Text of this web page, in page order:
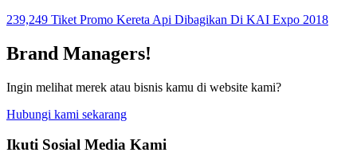
239,249 Tiket Promo Kereta Api Dibagikan Di KAI Expo 2018
Brand Managers!
Ingin melihat merek atau bisnis kamu di website kami?
Hubungi kami sekarang
Ikuti Sosial Media Kami